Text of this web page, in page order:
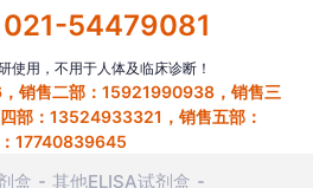
021-54479081
使用，不用于人体及临床诊断！
销售二部：15921990938，销售三
部：13524933321，销售五部：
17740839645
盒
其他ELISA试剂盒